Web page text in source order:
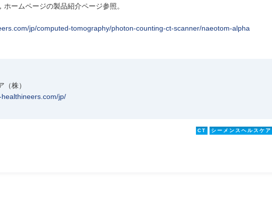
ームページの製品紹介ページ参照。
jp/computed-tomography/photon-counting-ct-scanner/naeotom-alpha
株）
jp/
CT シーメンスヘルスケア